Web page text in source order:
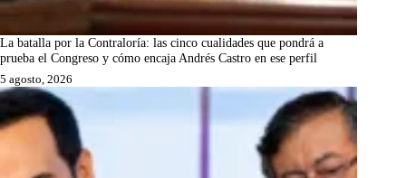
La batalla por la Contraloría: las cinco cualidades que pondrá a
prueba el Congreso y cómo encaja Andrés Castro en ese perfil
5 agosto, 2026